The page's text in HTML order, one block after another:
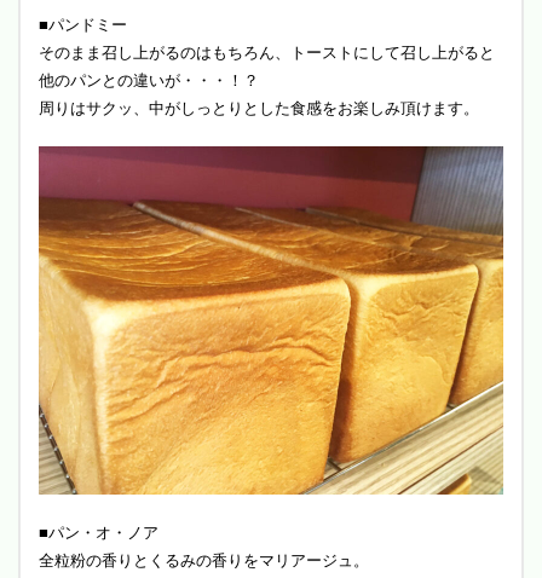
■パンドミー
そのまま召し上がるのはもちろん、トーストにして召し上がると
他のパンとの違いが・・・！？
周りはサクッ、中がしっとりとした食感をお楽しみ頂けます。
■パン・オ・ノア
全粒粉の香りとくるみの香りをマリアージュ。